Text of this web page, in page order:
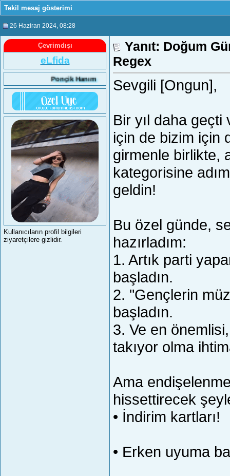
Tekil mesaj gösterimi
26 Haziran 2024 , 08:28
Çevrimdışı
eLfida
Ponçik Hanım
Kullanıcıların profil bilgileri
ziyaretçilere gizlidir.
Yanıt: Doğum
Regex
Sevgili [Ongun],
Bir yıl daha
için de bizim için
girmenle birlikte,
kategorisine
geldin!
Bu özel günde,
hazırladım:
1. Artık parti
başladın.
2. "Gençlerin
başladın.
3. Ve en
takıyor olma
Ama
hissettirecek
• İndirim kartları!
• Erken uyuma